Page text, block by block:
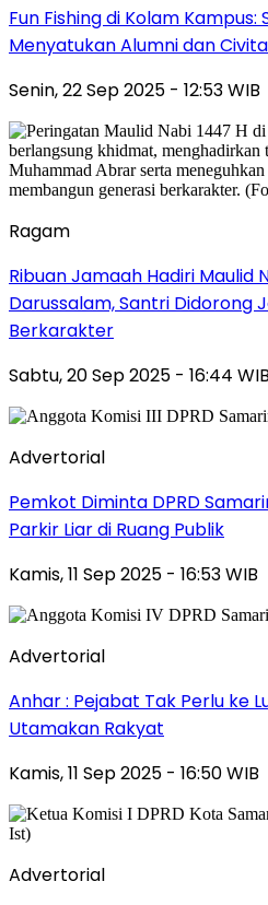
Fun Fishing di Kolam Kampus:
Menyatukan Alumni dan
Senin, 22 Sep 2025 - 12:53 WIB
Ragam
Ribuan Jamaah Hadiri Maulid
Darussalam, Santri Didorong
Berkarakter
Sabtu, 20 Sep 2025 - 16:44 WIB
Advertorial
Pemkot Diminta DPRD
Parkir Liar di Ruang Publik
Kamis, 11 Sep 2025 - 16:53 WIB
Advertorial
Anhar : Pejabat Tak Perlu ke
Utamakan Rakyat
Kamis, 11 Sep 2025 - 16:50 WIB
Advertorial